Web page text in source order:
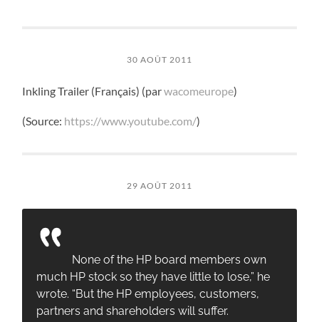
30 AOÛT 2011
Inkling Trailer (Français) (parwacomeurope)
(Source: https://www.youtube.com/)
29 AOÛT 2011
None of the HP board members own
much HP stock so they have little to lose,” he
wrote. “But the HP employees, customers,
partners and shareholders will suffer.